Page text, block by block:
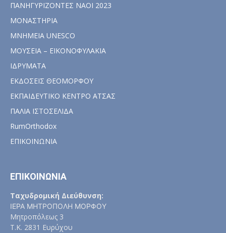
ΠΑΝΗΓΥΡΙΖΟΝΤΕΣ ΝΑΟΙ 2023
ΜΟΝΑΣΤΗΡΙΑ
ΜΝΗΜΕΙΑ UNESCO
ΜΟΥΣΕΙΑ – ΕΙΚΟΝΟΦΥΛΑΚΙΑ
ΙΔΡΥΜΑΤΑ
ΕΚΔΟΣΕΙΣ ΘΕΟΜΟΡΦΟΥ
ΕΚΠΑΙΔΕΥΤΙΚΟ ΚΕΝΤΡΟ ΑΤΣΑΣ
ΠΑΛΙΑ ΙΣΤΟΣΕΛΙΔΑ
RumOrthodox
ΕΠΙΚΟΙΝΩΝΙΑ
ΕΠΙΚΟΙΝΩΝΙΑ
Ταχυδρομική Διεύθυνση:
ΙΕΡΑ ΜΗΤΡΟΠΟΛΗ ΜΟΡΦΟΥ
Μητροπόλεως 3
Τ.Κ. 2831 Ευρύχου